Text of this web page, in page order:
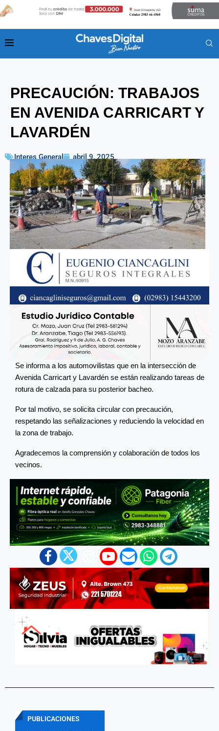
PRECAUCIÓN: TRABAJOS
EN AVENIDA CARRICART Y
LAVARDÉN
Interes General abril 9, 2025
Se informa a los automovilistas que en la intersección de
Avenida Carricart y Lavardén se están realizando tareas de
rotura de calzada para su posterior bacheo.
Por tal motivo, se solicita circular con precaución,
respetando las señalizaciones y reduciendo la velocidad en
la zona de trabajo.
Agradecemos la comprensión y colaboración de todos los
vecinos.
PUBLICACIONES